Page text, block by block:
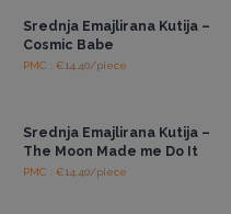
Srednja Emajlirana Kutija –
Cosmic Babe
PMC : €14.40/piece
Srednja Emajlirana Kutija –
The Moon Made me Do It
PMC : €14.40/piece